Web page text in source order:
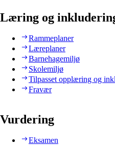
Læring og
Rammeplaner
Læreplaner
Barnehagemiljø
Skolemiljø
Tilpasset opplæring og
Fravær
Vurdering
Eksamen